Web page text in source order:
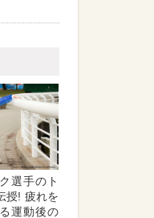
選手のト
授! 疲れを
運動後の